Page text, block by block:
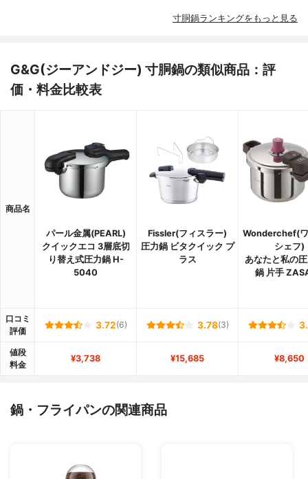
寸胴鍋ランキングをもっと見る
G&G(ジーアンドジー) 寸胴鍋の類似商品：評
価・料金比較表
商品名
パール金属(PEARL)
クイックエコ 3層底切
り替え式圧力鍋 H-
5040
Fissler(フィスラー)
圧力鍋 ビタクイック プ
ラス
Wonderchef(
シェフ)
あなたと私の
鍋 片手
口コミ
評価
3.72(6) 3.78(3)
値段
料金
¥3,738 ¥15,685 ¥8,650
鍋・フライパンの関連商品